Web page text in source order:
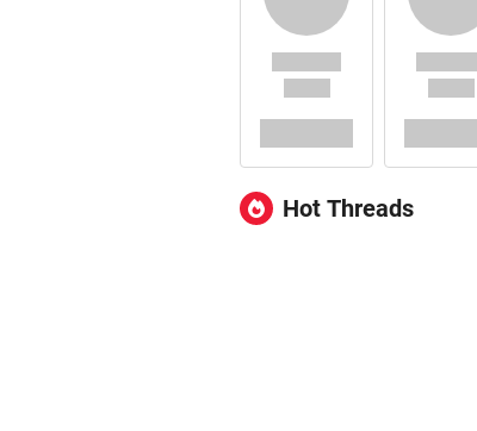
Hot Threads